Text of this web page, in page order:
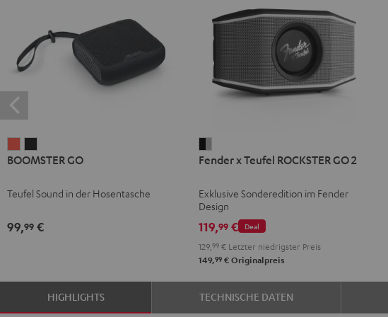
GO
Red
GO
Black
BOOMSTER GO
Teufel Sound in der Hosentasche
99,99 €
x
ROCKSTER
GO
2
Black
&
Steel
Fender x Teufel ROCKSTER GO 2
Exklusive Sonderedition im Fender
Design
Deal
119,99€
129, 99€Letzter niedrigster Preis
149,99€Originalpreis
HIGHLIGHTS TECHNISCHE DATEN